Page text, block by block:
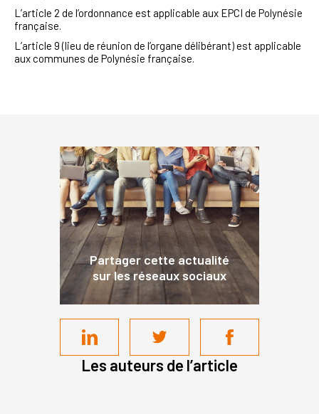
L’article 2 de l’ordonnance est applicable aux EPCI de Polynésie
française.
L’article 9 (lieu de réunion de l’organe délibérant) est applicable
aux communes de Polynésie française.
Partager cette actualité
sur les réseaux sociaux
Les auteurs de l’article